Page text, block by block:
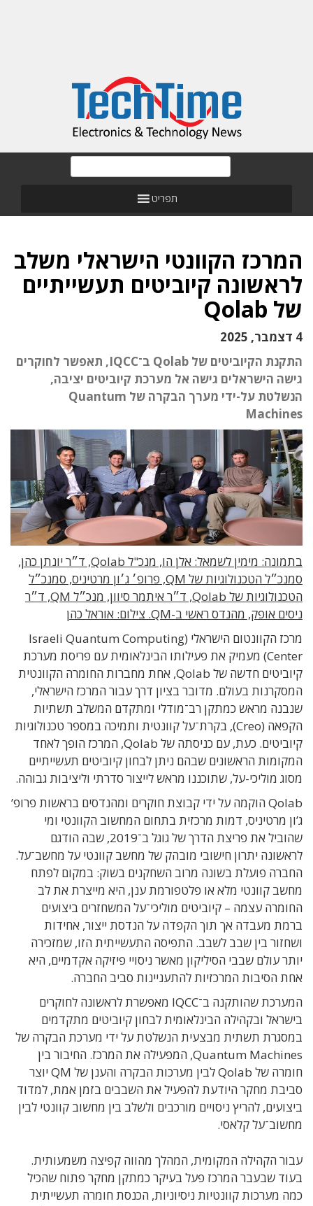
תפריט
המרכז הקוונטי הישראלי משלב
לראשונה קיוביטים תעשייתיים
של Qolab
4 דצמבר, 2025
התקנת הקיוביטים של Qolab ב־IQCC, תאפשר לחוקרים
גישה הישראלים גישה אל מערכת קיוביטים יציבה,
הנשלטת על-ידי מערך הבקרה של Quantum
Machines
בתמונה: מימין לשמאל: אלן הו, מנכ"ל Qolab, ד״ר יונתן כהן,
סמנכ״ל הטכנולוגיות של QM, פרופ׳ ג׳ון מרטיניס, סמנכ״ל
הטכנולוגיות של Qolab, ד״ר איתמר סיוון, מנכ״ל QM, ד״ר
ניסים אופק, מהנדס ראשי ב-QM. צילום: אוראל כהן
מרכז הקוונטום הישראלי (Israeli Quantum Computing
Center) מעמיק את פעילותו הבינלאומית עם פריסת מערכת
קיוביטים חדשה של Qolab, אחת מחברות החומרה הקוונטית
המסקרנות בעולם. מדובר בציון דרך עבור המרכז הישראלי,
שנבנה מראש כמתקן רב־מודלי ומתקדם המשלב תשתיות
הקפאה (Creo), בקרת־על קוונטית ותמיכה במספר טכנולוגיות
קיוביטים. כעת, עם כניסתה של Qolab, המרכז הופך לאחד
המקומות הראשונים שבהם ניתן לבחון קיוביטים תעשייתיים
מסוג מוליכי-על, שתוכננו מראש לייצור סדרתי וליציבות גבוהה.
Qolab הוקמה על ידי קבוצת חוקרים ומהנדסים בראשות פרופ’
ג’ון מרטיניס, דמות מרכזית בתחום המחשוב הקוונטי ומי
שהוביל את פריצת הדרך של גוגל ב־2019, שבה הודגם
לראשונה יתרון חישובי מובהק של מחשב קוונטי על מחשב־על.
החברה פועלת בשונה מרוב השחקנים בשוק: במקום לפתח
מחשב קוונטי מלא או פלטפורמת ענן, היא מייצרת את לב
החומרה עצמה – קיוביטים מוליכי־על המשחזרים ביצועים
ברמת מעבדה אך תוך הקפדה על הנדסת ייצור, אחידות
ושחזור בין שבב לשבב. התפיסה התעשייתית הזו, שמזכירה
יותר עולם שבבי הסיליקון מאשר ניסויי פיזיקה אקדמיים, היא
אחת הסיבות המרכזיות להתעניינות סביב החברה.
המערכת שהותקנה ב־IQCC מאפשרת לראשונה לחוקרים
בישראל ובקהילה הבינלאומית לבחון קיוביטים מתקדמים
במסגרת תשתית מבצעית הנשלטת על ידי מערכת הבקרה של
Quantum Machines, המפעילה את המרכז. החיבור בין
חומרה של Qolab לבין מערכות הבקרה והענן של QM יוצר
סביבת מחקר היודעת להפעיל את השבבים בזמן אמת, למדוד
ביצועים, להריץ ניסויים מורכבים ולשלב בין מחשוב קוונטי לבין
מחשוב־על קלאסי.
עבור הקהילה המקומית, המהלך מהווה קפיצה משמעותית.
בעוד שבעבר המרכז פעל בעיקר כמתקן מחקר פתוח שהכיל
כמה מערכות קוונטיות ניסיוניות, הכנסת חומרה תעשייתית